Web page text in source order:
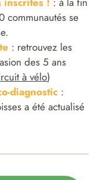
communautés se
: retrouvez les
des 5 ans
à vélo)
diagnostic :
a été actualisé